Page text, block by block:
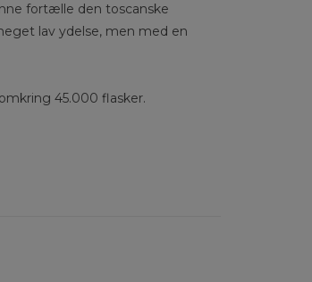
fortælle den toscanske
lav ydelse, men med en
45.000 flasker.